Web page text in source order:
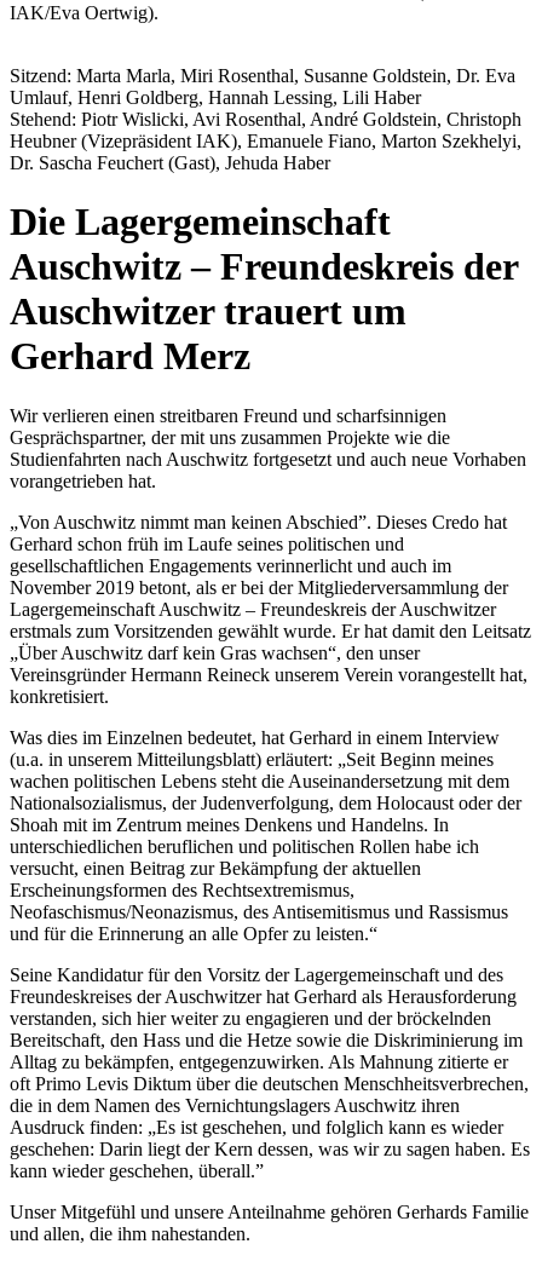
IAK/Eva Oertwig).
Sitzend: Marta Marla, Miri Rosenthal, Susanne Goldstein, Dr. Eva
Umlauf, Henri Goldberg, Hannah Lessing, Lili Haber
Stehend: Piotr Wislicki, Avi Rosenthal, André Goldstein, Christoph
Heubner (Vizepräsident IAK), Emanuele Fiano, Marton Szekhelyi,
Dr. Sascha Feuchert (Gast), Jehuda Haber
Die Lagergemeinschaft
Auschwitz – Freundeskreis der
Auschwitzer trauert um
Gerhard Merz
Wir verlieren einen streitbaren Freund und scharfsinnigen
Gesprächspartner, der mit uns zusammen Projekte wie die
Studienfahrten nach Auschwitz fortgesetzt und auch neue Vorhaben
vorangetrieben hat.
„Von Auschwitz nimmt man keinen Abschied”. Dieses Credo hat
Gerhard schon früh im Laufe seines politischen und
gesellschaftlichen Engagements verinnerlicht und auch im
November 2019 betont, als er bei der Mitgliederversammlung der
Lagergemeinschaft Auschwitz – Freundeskreis der Auschwitzer
erstmals zum Vorsitzenden gewählt wurde. Er hat damit den Leitsatz
„Über Auschwitz darf kein Gras wachsen“, den unser
Vereinsgründer Hermann Reineck unserem Verein vorangestellt hat,
konkretisiert.
Was dies im Einzelnen bedeutet, hat Gerhard in einem Interview
(u.a. in unserem Mitteilungsblatt) erläutert: „Seit Beginn meines
wachen politischen Lebens steht die Auseinandersetzung mit dem
Nationalsozialismus, der Judenverfolgung, dem Holocaust oder der
Shoah mit im Zentrum meines Denkens und Handelns. In
unterschiedlichen beruflichen und politischen Rollen habe ich
versucht, einen Beitrag zur Bekämpfung der aktuellen
Erscheinungsformen des Rechtsextremismus,
Neofaschismus/Neonazismus, des Antisemitismus und Rassismus
und für die Erinnerung an alle Opfer zu leisten.“
Seine Kandidatur für den Vorsitz der Lagergemeinschaft und des
Freundeskreises der Auschwitzer hat Gerhard als Herausforderung
verstanden, sich hier weiter zu engagieren und der bröckelnden
Bereitschaft, den Hass und die Hetze sowie die Diskriminierung im
Alltag zu bekämpfen, entgegenzuwirken. Als Mahnung zitierte er
oft Primo Levis Diktum über die deutschen Menschheitsverbrechen,
die in dem Namen des Vernichtungslagers Auschwitz ihren
Ausdruck finden: „Es ist geschehen, und folglich kann es wieder
geschehen: Darin liegt der Kern dessen, was wir zu sagen haben. Es
kann wieder geschehen, überall.”
Unser Mitgefühl und unsere Anteilnahme gehören Gerhards Familie
und allen, die ihm nahestanden.